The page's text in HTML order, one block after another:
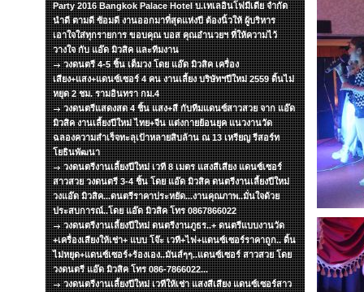
Party 2016 Bangkok Palace Hotel บ.เทเลอินโฟมีเดีย จำกัด
นำดี ตามดี ซ้อมดี งานออกมาที่สุดแห่งปี ต้องนิ้วให้ ผู้บริหาร
เอาใจใส่ทุกรายการ ขอบคุณ บอส คุณอำนวยฯ ที่ให้ความไว้
วางใจ กับ แอ๊ด มิวสิค และทีมงาน
วงดนตรี 4-5 ชิ้น เต็มวง โดย แอ๊ด มิวสิค เครื่อง
เสียง+แสง+แดนซ์เซอร์ 4 คน งานเลี้ยง บริษัทฯปีใหม่ 2559 ดิ้นไม่
หยุด 2 ชม. รามอินทรา กม.4
วงดนตรีแสดงสด 4 ชิ้น แสง+สี กับทีมแดนซ์สาวสวย จาก แอ๊ด
มิวสิค งานเลี้ยงปีใหม่ ไทย+จีน แต่งกายย้อนยุค แนวงานวัด
ฉลองความสำเร็จทะลุเป้าหลายสิบล้าน ณ 13 เหรียญ รีสอร์ท
โยธินพัฒนา
วงดนตรีงานเลี้ยงปีใหม่ เวที 8 เมตร แสงสีเสียง แดนซ์เซอร์
สาวสวย วงดนตรี 3-4 ชิ้น โดย แอ๊ด มิวสิค ดนตรีงานเลี้ยงปีใหม่
วงแอ๊ด มิวสิค...ดนตรีราคาประหยัด...งานคุณภาพ..มั่นใจด้วย
ประสบการณ์..โดย แอ๊ด มิวสิค โทร 0867866022
วงดนตรีงานเลี้ยงปีใหม่ ดนตรีงานภูธร..+ ดนตรีแบบงานวัด
+เครื่องเสียงให้เช่า+ แบบ โจ๊ะ เวที+ไฟ+แดนซ์เซอร์ราคาถูก.. ดิ้น
ไม่หยุด+แดนซ์เซอร์+ร้องเอง..มันส์ๆๆ..แดนซ์เซอร์ สาวสวย โดย
วงดนตรี แอ๊ด มิวสิค โทร 086-7866022...
วงดนตรีงานเลี้ยงปีใหม่ เวทีให้เช่า แสงสีเสียง แดนซ์เซอร์สาว